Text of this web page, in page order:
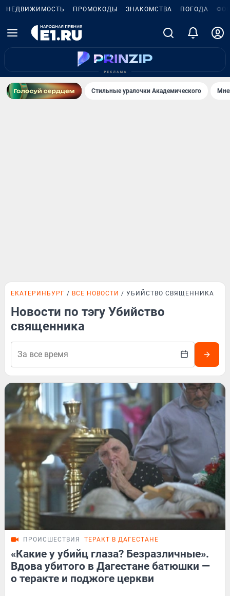
НЕДВИЖИМОСТЬ ПРОМОКОДЫ ЗНАКОМСТВА ПОГОДА
Стильные уралочки Академического
ЕКАТЕРИНБУРГ ВСЕ НОВОСТИ УБИЙСТВО СВЯЩЕННИКА
Новости по тэгу Убийство
священника
ПРОИСШЕСТВИЯ ТЕРАКТ В ДАГЕСТАНЕ
«Какие у убийц глаза? Безразличные».
Вдова убитого в Дагестане батюшки —
о теракте и поджоге церкви